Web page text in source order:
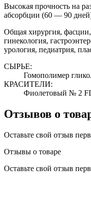
Высокая прочность на
абсорбции (60 — 90
Общая хирургия,
гинекология,
урология, педиатрия,
СЫРЬЕ:
Гомополимер
КРАСИТЕЛИ:
Фиолетовый № 2
Отзывов о
Оставьте свой отзыв
Отзывы о товаре
Оставьте свой отзыв